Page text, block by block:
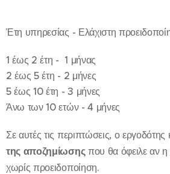
Έτη υπηρεσίας - Ελάχιστη
1 έως 2 έτη - 1 μήνας
2 έως 5 έτη - 2 μήνες
5 έως 10 έτη - 3 μήνες
Άνω των 10 ετών - 4 μήνες
Σε αυτές τις περιπτώσεις, ο εργοδότης
της αποζημίωσηςπου θα όφειλε αν η
χωρίς προειδοποίηση.